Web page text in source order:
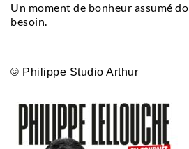
Un moment de bonheur assumé
besoin.
© Philippe Studio Arthur